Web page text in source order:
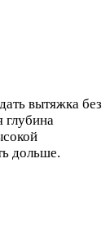
вытяжка без
глубина
дольше.